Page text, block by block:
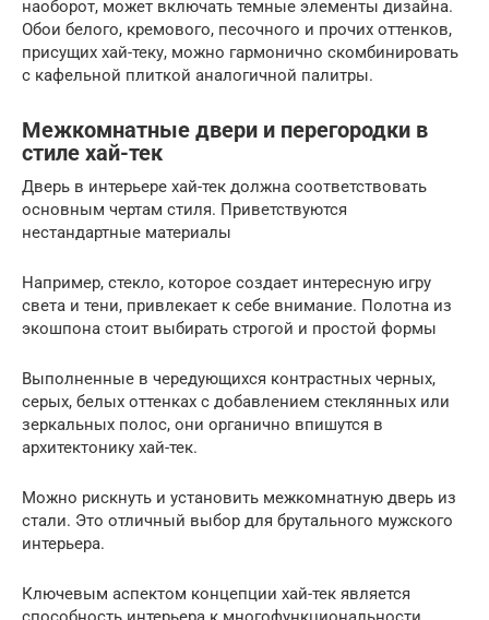
наоборот, может включать темные элементы дизайна.
Обои белого, кремового, песочного и прочих оттенков,
присущих хай-теку, можно гармонично скомбинировать
с кафельной плиткой аналогичной палитры.
Межкомнатные двери и перегородки в
стиле хай-тек
Дверь в интерьере хай-тек должна соответствовать
основным чертам стиля. Приветствуются
нестандартные материалы
Например, стекло, которое создает интересную игру
света и тени, привлекает к себе внимание. Полотна из
экошпона стоит выбирать строгой и простой формы
Выполненные в чередующихся контрастных черных,
серых, белых оттенках с добавлением стеклянных или
зеркальных полос, они органично впишутся в
архитектонику хай-тек.
Можно рискнуть и установить межкомнатную дверь из
стали. Это отличный выбор для брутального мужского
интерьера.
Ключевым аспектом концепции хай-тек является